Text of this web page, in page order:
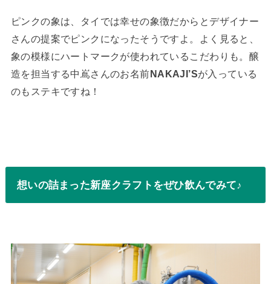
ピンクの象は、タイでは幸せの象徴だからとデザイナー
さんの提案でピンクになったそうですよ。よく見ると、
象の模様にハートマークが使われているこだわりも。醸
造を担当する中嶌さんのお名前NAKAJI’Sが入っている
のもステキですね！
想いの詰まった新座クラフトをぜひ飲んでみて♪